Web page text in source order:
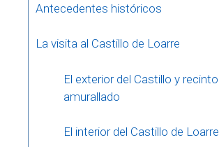
Antecedentes históricos
La visita al Castillo de Loarre
El exterior del Castillo y recinto
amurallado
El interior del Castillo de Loarre